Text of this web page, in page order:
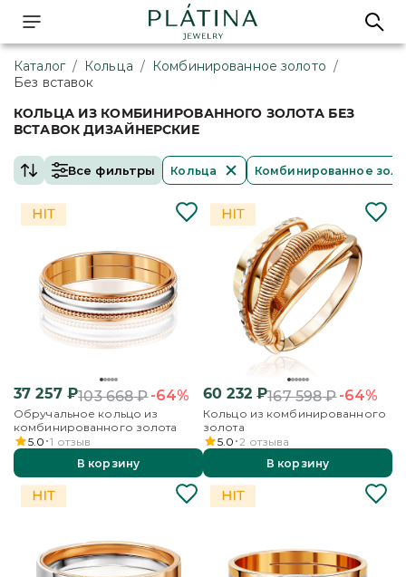
Каталог / Кольца / Комбинированное золото /
Без вставок
КОЛЬЦА ИЗ КОМБИНИРОВАННОГО ЗОЛОТА БЕЗ
ВСТАВОК ДИЗАЙНЕРСКИЕ
Все фильтры Кольца Комбинированное
37 257₽103 668₽-64%
Обручальное кольцо из
комбинированного золота
5.0 1 отзыв
В корзину
60 232₽167 598₽-64%
Кольцо из комбинированного
золота
5.0 2 отзыва
В корзину